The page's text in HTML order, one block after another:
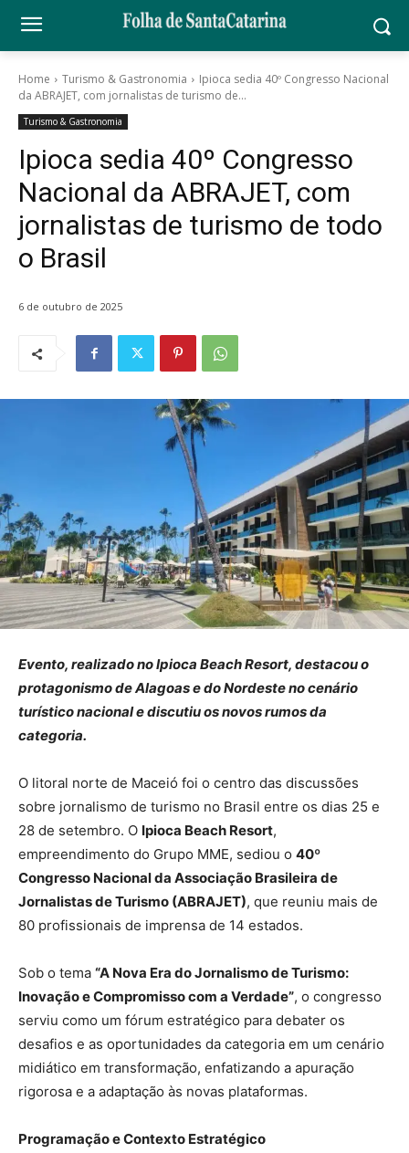
Home Turismo & Gastronomia
Ipioca sedia 40º Congresso Nacional
da ABRAJET, com jornalistas de turismo de...
Turismo & Gastronomia
Ipioca sedia 40º Congresso
Nacional da ABRAJET, com
jornalistas de turismo de todo
o Brasil
6 de outubro de 2025
Evento, realizado no Ipioca Beach Resort, destacou o
protagonismo de Alagoas e do Nordeste no cenário
turístico nacional e discutiu os novos rumos da
categoria.
O litoral norte de Maceió foi o centro das discussões
sobre jornalismo de turismo no Brasil entre os dias 25 e
28 de setembro. O Ipioca Beach Resort,
empreendimento do Grupo MME, sediou o 40º
Congresso Nacional da Associação Brasileira de
Jornalistas de Turismo (ABRAJET), que reuniu mais de
80 profissionais de imprensa de 14 estados.
Sob o tema “A Nova Era do Jornalismo de Turismo:
Inovação e Compromisso com a Verdade”, o congresso
serviu como um fórum estratégico para debater os
desafios e as oportunidades da categoria em um cenário
midiático em transformação, enfatizando a apuração
rigorosa e a adaptação às novas plataformas.
Programação e Contexto Estratégico